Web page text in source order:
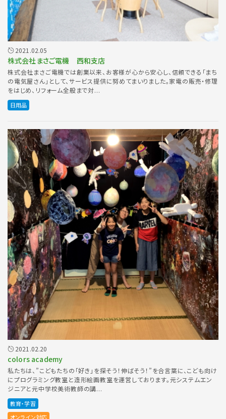
2021.02.05
株式会社まさご電機 西和支店
株式会社まさご電機では創業以来、お客様が心から安心し、信頼できる「まち
の電気屋さん」として、サービス提供に努めてまいりました。家電の販売・修理
をはじめ、リフォーム全般まで対...
日用品
2021.02.20
colors academy
私たちは、”こどもたちの「好き」を探そう！伸ばそう！”を合言葉に、こども向け
にプログラミング教室と造形絵画教室を運営しております。元システムエン
ジニアと元中学校美術教師の講...
教育・学習
オンライン対応